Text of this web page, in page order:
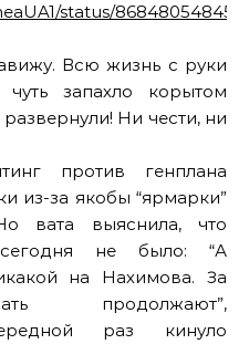
status/
Всю жизнь с руки
запахло корытом
Ни чести, ни
против генплана
из-за якобы “ярмарки”
вата выяснила, что
не было: “А
на Нахимова. За
продолжают”,
раз кинуло